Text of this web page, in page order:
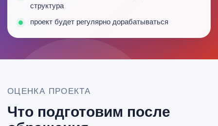
структура
проект будет регулярно дорабатываться
ОЦЕНКА ПРОЕКТА
Что подготовим после